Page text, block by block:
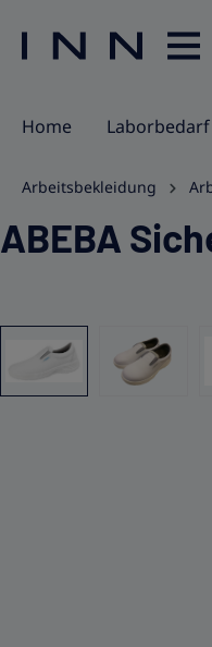
Home Laborbedarf
Arbeitsbekleidung
ABEBA
Bildergalerie überspringen